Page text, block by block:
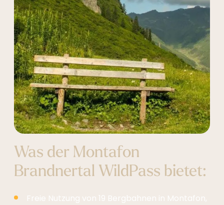
Was der Montafon
Brandnertal WildPass bietet:
Freie Nutzung von 19 Bergbahnen in Montafon,